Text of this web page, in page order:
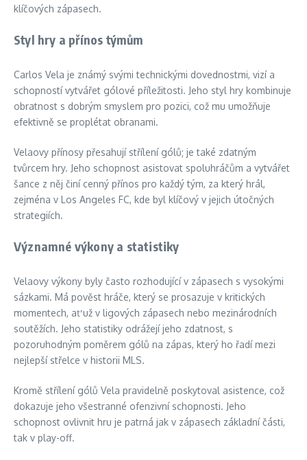
klíčových zápasech.
Styl hry a přínos týmům
Carlos Vela je známý svými technickými dovednostmi, vizí a
schopností vytvářet gólové příležitosti. Jeho styl hry kombinuje
obratnost s dobrým smyslem pro pozici, což mu umožňuje
efektivně se proplétat obranami.
Velaovy přínosy přesahují střílení gólů; je také zdatným
tvůrcem hry. Jeho schopnost asistovat spoluhráčům a vytvářet
šance z něj činí cenný přínos pro každý tým, za který hrál,
zejména v Los Angeles FC, kde byl klíčový v jejich útočných
strategiích.
Významné výkony a statistiky
Velaovy výkony byly často rozhodující v zápasech s vysokými
sázkami. Má pověst hráče, který se prosazuje v kritických
momentech, ať už v ligových zápasech nebo mezinárodních
soutěžích. Jeho statistiky odrážejí jeho zdatnost, s
pozoruhodným poměrem gólů na zápas, který ho řadí mezi
nejlepší střelce v historii MLS.
Kromě střílení gólů Vela pravidelně poskytoval asistence, což
dokazuje jeho všestranné ofenzivní schopnosti. Jeho
schopnost ovlivnit hru je patrná jak v zápasech základní části,
tak v play-off.